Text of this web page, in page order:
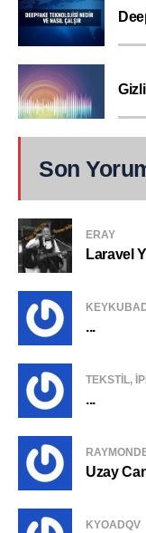
Son
ERAY
Laravel
...
TEKSTIL,
...
Uzay
KYOADQV